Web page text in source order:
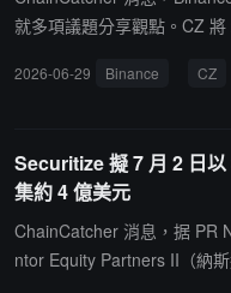
發表具體評論，但表示公司
為監管局（FCA）曾於 2021
就多項議題分享觀點。CZ
ce.US 策略上，CZ 表示希望
違規一事並未損害其商業聲
平台，更傾向於以非正式顧
立法方面，美國《明晰法案
而未決，任何協議均需總統
2026-06-29 Binance CZ
Securitize 擬 7 月 2 日
集約 4 億美元
ChainCatcher 消息，据 PR
ntor Equity Partners II（納